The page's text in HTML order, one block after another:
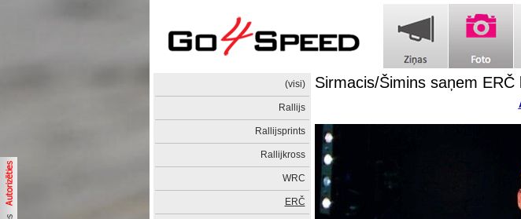
(visi)
Rallijs
Rallijsprints
Rallijkross
WRC
ERČ
Sirmacis/Šimins saņem